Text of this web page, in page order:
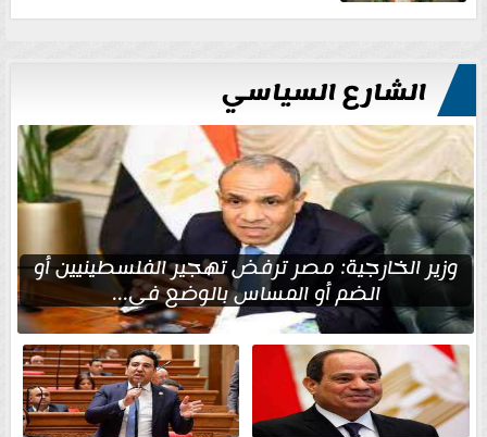
الشارع السياسي
وزير الخارجية: مصر ترفض تهجير الفلسطينيين أو
الضم أو المساس بالوضع في...